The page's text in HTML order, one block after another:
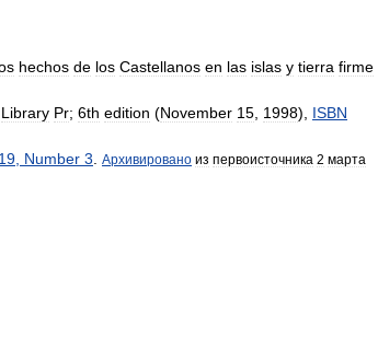
hechos de los Castellanos en las islas y tierra firme
Library Pr; 6th edition (November 15, 1998), ISBN
19, Number 3. Архивировано из первоисточника 2 марта